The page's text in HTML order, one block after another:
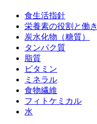
食生活指針
栄養素の役割と働き
炭水化物（糖質）
タンパク質
脂質
ビタミン
ミネラル
食物繊維
フィトケミカル
水